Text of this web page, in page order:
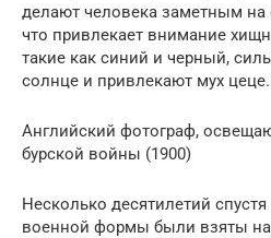
делают человека заметным
что привлекает внимание
такие как синий и черный,
солнце и привлекают мух цеце.
Английский фотограф,
бурской войны (1900)
Несколько десятилетий
военной формы были взяты